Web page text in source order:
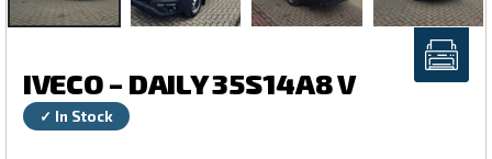
IVECO – DAILY 35S14A8 V
✓ In Stock